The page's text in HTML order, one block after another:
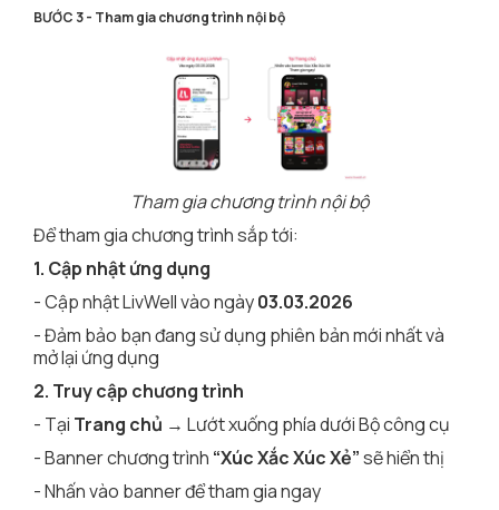
BƯỚC 3 - Tham gia chương trình nội bộ
Tham gia chương trình nội bộ
Để tham gia chương trình sắp tới:
1. Cập nhật ứng dụng
- Cập nhật LivWell vào ngày03.03.2026
- Đảm bảo bạn đang sử dụng phiên bản mới nhất và
mở lại ứng dụng
2. Truy cập chương trình
- Tại Trang chủ → Lướt xuống phía dưới Bộ công cụ
- Banner chương trình “Xúc Xắc Xúc Xẻ”sẽ hiển thị
- Nhấn vào banner để tham gia ngay